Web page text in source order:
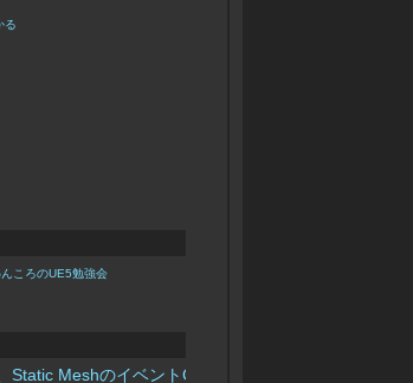
る
んころのUE5勉強会
MeshのイベントComponent Begin Cursor